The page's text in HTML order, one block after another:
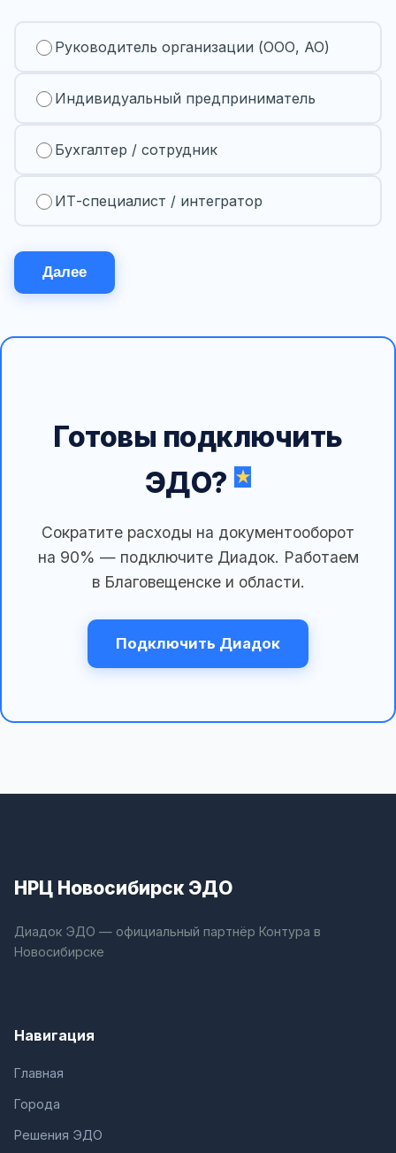
Руководитель организации (ООО, АО)
Индивидуальный предприниматель
Бухгалтер / сотрудник
ИТ-специалист / интегратор
Далее
Готовы подключить
ЭДО?
Сократите расходы на документооборот
на 90% — подключите Диадок. Работаем
в Благовещенске и области.
Подключить Диадок
НРЦ Новосибирск ЭДО
Диадок ЭДО — официальный партнёр Контура в
Новосибирске
Навигация
Главная
Города
Решения ЭДО